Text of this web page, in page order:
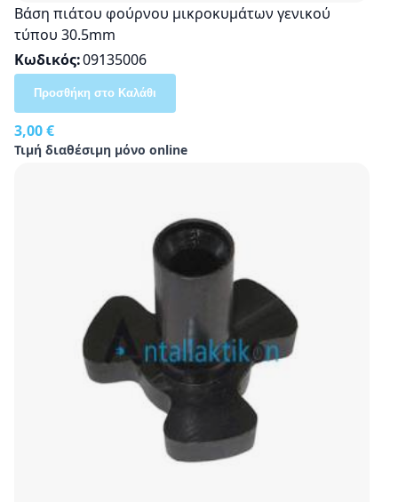
Βάση πιάτου φούρνου μικροκυμάτων γενικού
τύπου 30.5mm
Κωδικός 09135006
3,00 €
Τιμή διαθέσιμη μόνο online
Προσθήκη στο Καλάθι